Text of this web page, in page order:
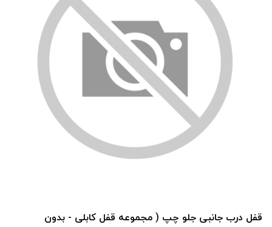
قفل درب جانبی جلو چپ ( مجموعه قفل کابلی - بدون